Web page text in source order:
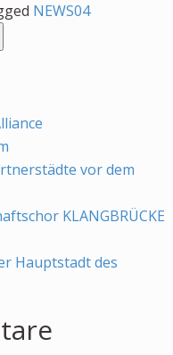
NEWS04
vor dem
KLANGBRÜCKE
Hauptstadt des